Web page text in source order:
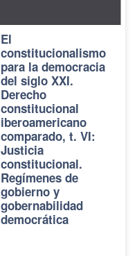
El
constitucionalismo
para la democracia
del siglo XXI.
Derecho
constitucional
iberoamericano
comparado, t. VI:
Justicia
constitucional.
Regímenes de
gobierno y
gobernabilidad
democrática